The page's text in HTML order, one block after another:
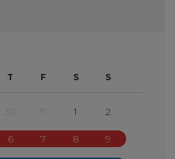
T F S S
1 2
6 7 8 9